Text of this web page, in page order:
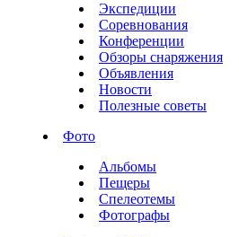
Экспедиции
Соревнования
Конференции
Обзоры снаряжения
Объявления
Новости
Полезные советы
Фото
Альбомы
Пещеры
Спелеотемы
Фотографы